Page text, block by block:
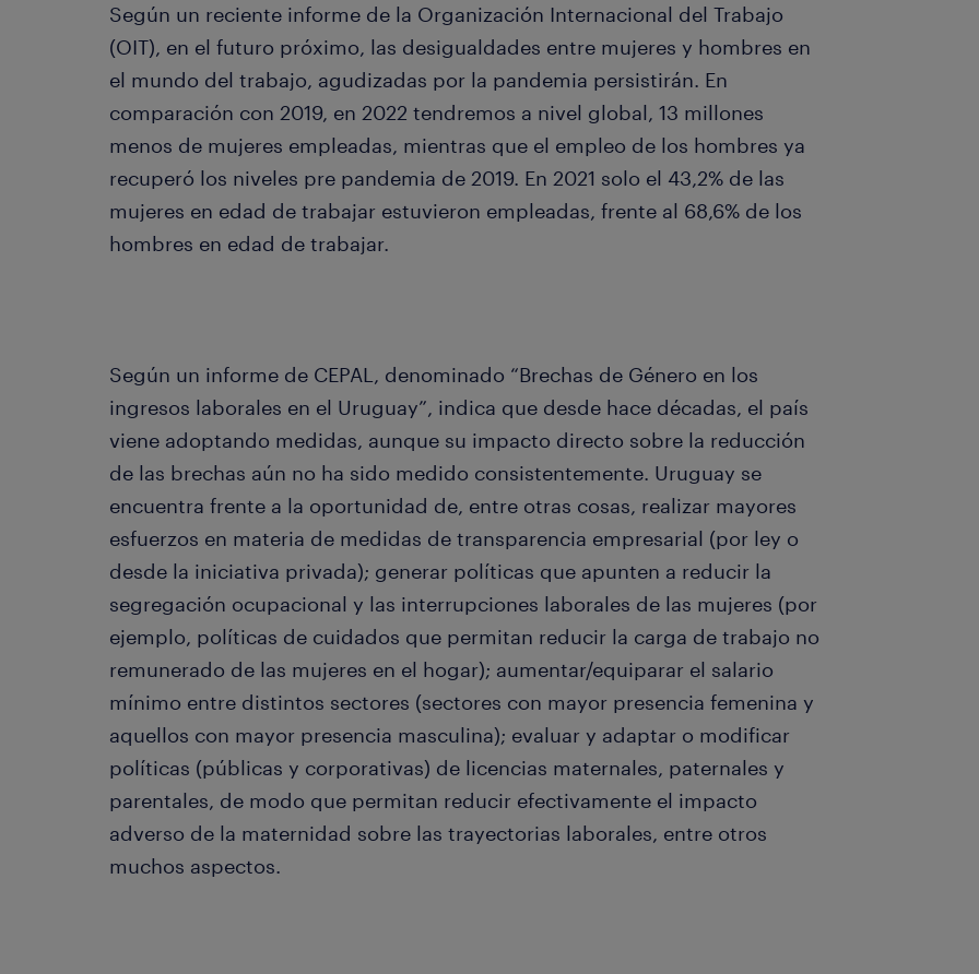
Según un reciente informe de la Organización Internacional del Trabajo
(OIT), en el futuro próximo, las desigualdades entre mujeres y hombres en
el mundo del trabajo, agudizadas por la pandemia persistirán. En
comparación con 2019, en 2022 tendremos a nivel global, 13 millones
menos de mujeres empleadas, mientras que el empleo de los hombres ya
recuperó los niveles pre pandemia de 2019. En 2021 solo el 43,2% de las
mujeres en edad de trabajar estuvieron empleadas, frente al 68,6% de los
hombres en edad de trabajar.
Según un informe de CEPAL, denominado “Brechas de Género en los
ingresos laborales en el Uruguay”, indica que desde hace décadas, el país
viene adoptando medidas, aunque su impacto directo sobre la reducción
de las brechas aún no ha sido medido consistentemente. Uruguay se
encuentra frente a la oportunidad de, entre otras cosas, realizar mayores
esfuerzos en materia de medidas de transparencia empresarial (por ley o
desde la iniciativa privada); generar políticas que apunten a reducir la
segregación ocupacional y las interrupciones laborales de las mujeres (por
ejemplo, políticas de cuidados que permitan reducir la carga de trabajo no
remunerado de las mujeres en el hogar); aumentar/equiparar el salario
mínimo entre distintos sectores (sectores con mayor presencia femenina y
aquellos con mayor presencia masculina); evaluar y adaptar o modificar
políticas (públicas y corporativas) de licencias maternales, paternales y
parentales, de modo que permitan reducir efectivamente el impacto
adverso de la maternidad sobre las trayectorias laborales, entre otros
muchos aspectos.